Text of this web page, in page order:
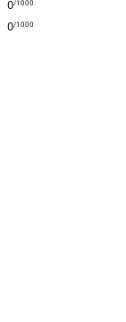
0/1000
0/1000